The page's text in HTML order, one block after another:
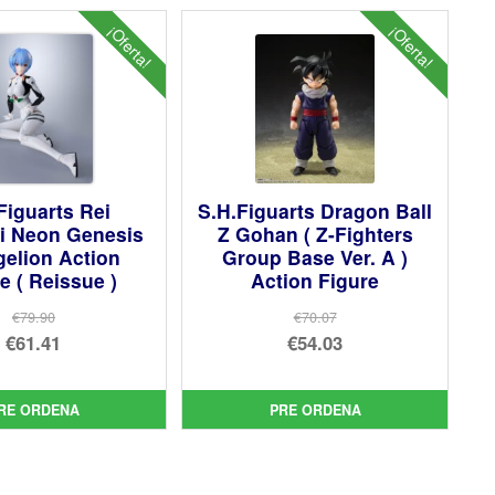
¡Oferta!
Rei
Neon Genesis
Action
( Reissue )
€79.90
El
original
era:
€61.41
precio
actual
ORDENA
¡Oferta!
S.H.Figuarts Dragon Ball
Z Gohan ( Z-Fighters
Group Base Ver. A )
Action Figure
€70.07
El
original
era:
€54.03
precio
actual
PRE ORDENA